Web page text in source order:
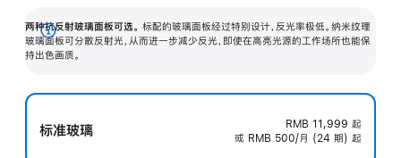
两种抗反射玻璃面板可选。 标配的玻璃面板经过特别设计，反光率极低。纳米纹理
玻璃面板可分散反射光，从而进一步减少反光，即使在高亮光源的工作场所也能保
持出色画质。
展
开
标准玻璃 RMB 11,999 起
或 RMB 500/月 (24 期) 起